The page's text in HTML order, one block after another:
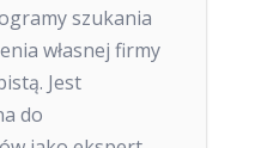
szukania
własnej firmy
Jest
do